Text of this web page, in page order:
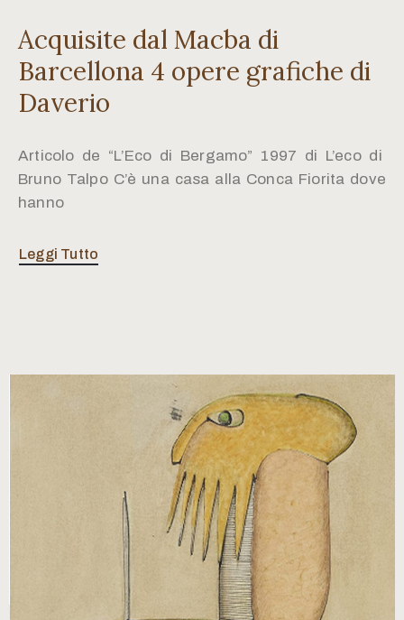
Acquisite dal Macba di
Barcellona 4 opere grafiche di
Daverio
Articolo de “L’Eco di Bergamo” 1997 di L’eco di
Bruno Talpo C’è una casa alla Conca Fiorita dove
hanno
Leggi Tutto